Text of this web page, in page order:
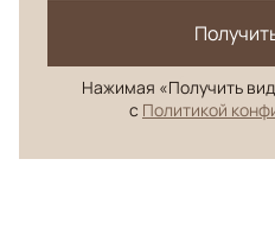
Нажимая «Получить
с Политикой